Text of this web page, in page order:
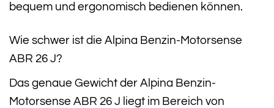
bequem und ergonomisch bedienen können.
Wie schwer ist die Alpina Benzin-Motorsense
ABR 26 J?
Das genaue Gewicht der Alpina Benzin-
Motorsense ABR 26 J liegt im Bereich von